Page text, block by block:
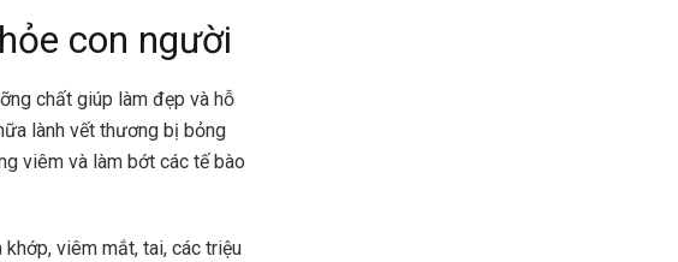
con người
chất giúp làm đẹp và hỗ
lành vết thương bị bỏng
viêm và làm bớt các tế bào
viêm mắt, tai, các triệu